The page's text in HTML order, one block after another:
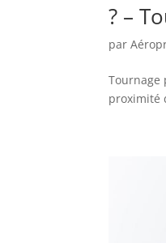
? –
par
Tournage
proximité